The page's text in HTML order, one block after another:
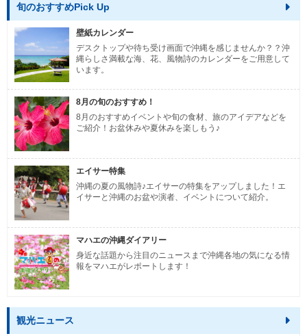
旬のおすすめPick Up
壁紙カレンダー
デスクトップや待ち受け画面で沖縄を感じませんか？？沖
縄らしさ満載な海、花、風物詩のカレンダーをご用意して
います。
8月の旬のおすすめ！
8月のおすすめイベントや旬の食材、旅のアイデアなどを
ご紹介！お盆休みや夏休みを楽しもう♪
エイサー特集
沖縄の夏の風物詩♪エイサーの特集をアップしました！エ
イサーと沖縄のお盆や演者、イベントについて紹介。
マハエの沖縄ダイアリー
身近な話題から注目のニュースまで沖縄各地の気になる情
報をマハエがレポートします！
観光ニュース